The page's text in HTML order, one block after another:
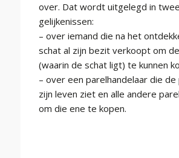
over. Dat wordt uitgelegd in twee
gelijkenissen:
– over iemand die na het
schat al zijn bezit verkoopt om
(waarin de schat ligt) te kunnen
– over een parelhandelaar die de
zijn leven ziet en alle andere
om die ene te kopen.